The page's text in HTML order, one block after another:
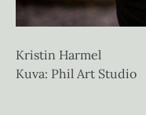
Kristin Harmel
Kuva: Phil Art Studio